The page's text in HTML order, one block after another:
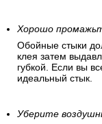
Хорошо
Обойные стыки
клея затем
губкой. Если вы
идеальный стык.
Уберите